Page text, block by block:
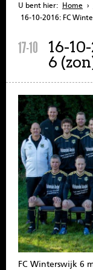
OVER FCW
INFORMATIE
SENIOREN
SPONSOREN
CONTACT
MENU
U bent hier: Home ›
16-10-2016: FC
17-10
16-
6
FC Winterswijk 6